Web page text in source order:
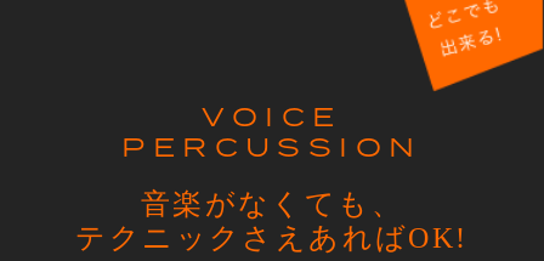
VOICE
PERCUSSION
音楽がなくても、
テクニックさえあればOK!